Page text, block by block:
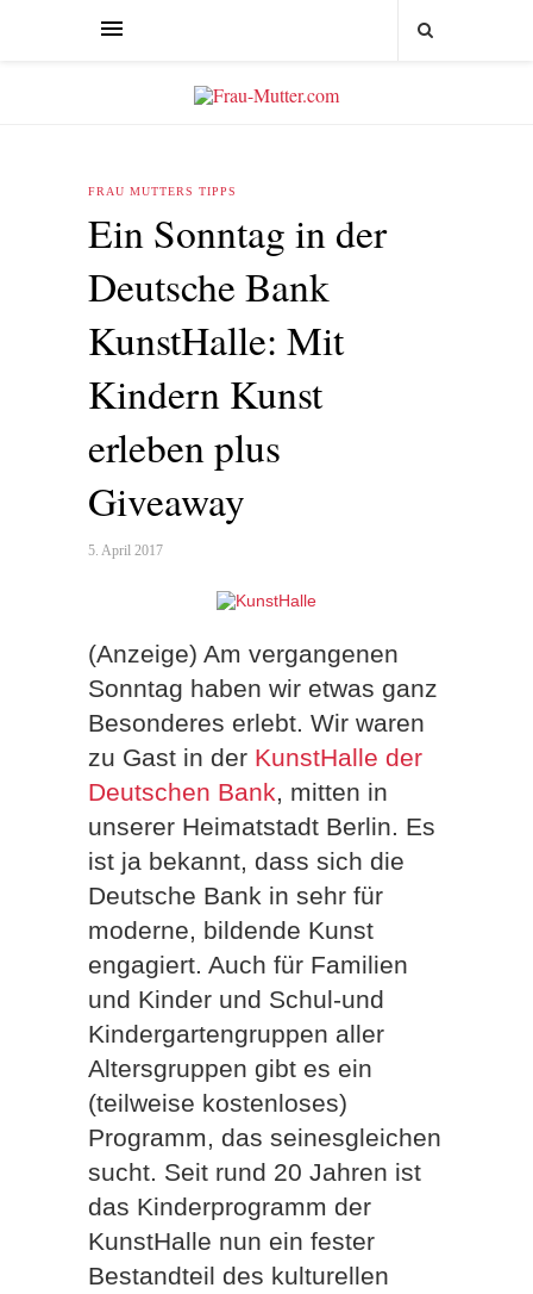
FRAU MUTTERS TIPPS
Ein Sonntag in der
Deutsche Bank
KunstHalle: Mit
Kindern Kunst
erleben plus
Giveaway
5. April 2017
(Anzeige) Am vergangenen
Sonntag haben wir etwas ganz
Besonderes erlebt. Wir waren
zu Gast in der KunstHalle der
Deutschen Bank , mitten in
unserer Heimatstadt Berlin. Es
ist ja bekannt, dass sich die
Deutsche Bank in sehr für
moderne, bildende Kunst
engagiert. Auch für Familien
und Kinder und Schul-und
Kindergartengruppen aller
Altersgruppen gibt es ein
(teilweise kostenloses)
Programm, das seinesgleichen
sucht. Seit rund 20 Jahren ist
das Kinderprogramm der
KunstHalle nun ein fester
Bestandteil des kulturellen